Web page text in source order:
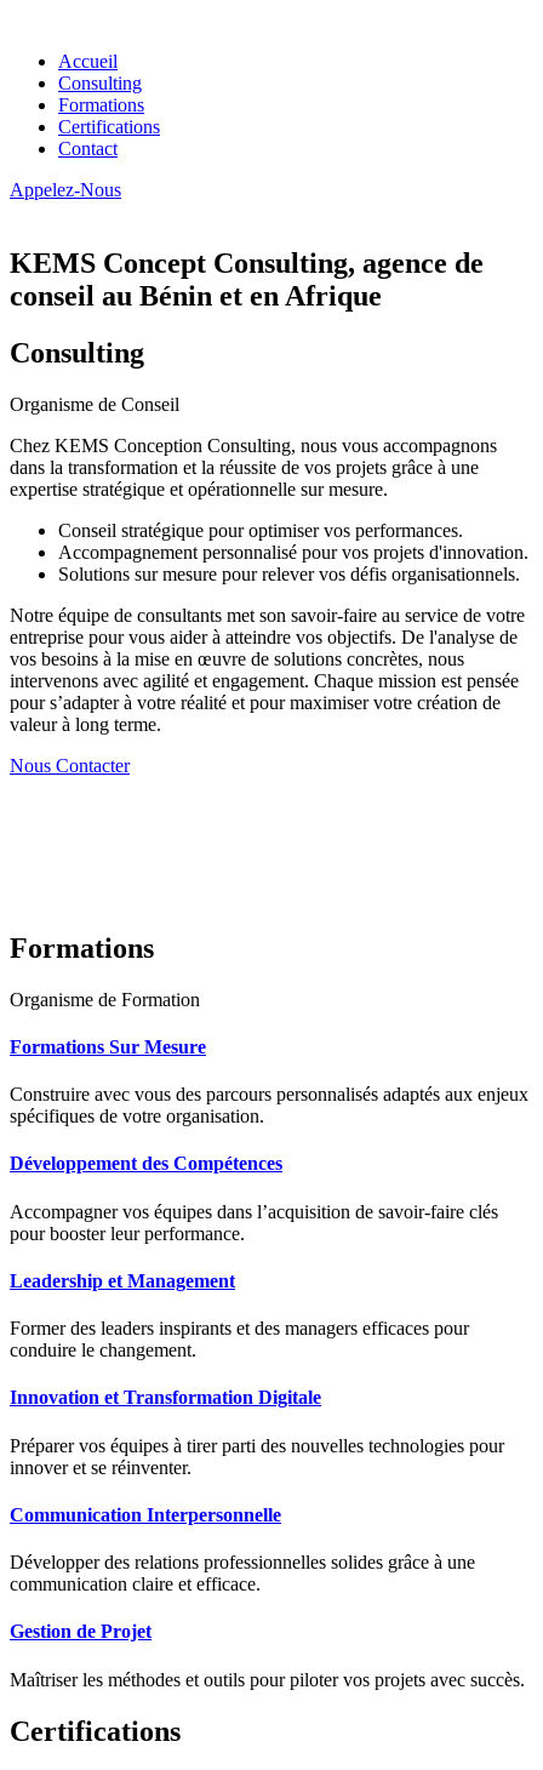
Accueil
Consulting
Formations
Certifications
Contact
Appelez-Nous
KEMS Concept Consulting, agence de
conseil au Bénin et en Afrique
Consulting
Organisme de Conseil
Chez KEMS Conception Consulting, nous vous accompagnons
dans la transformation et la réussite de vos projets grâce à une
expertise stratégique et opérationnelle sur mesure.
Conseil stratégique pour optimiser vos performances.
Accompagnement personnalisé pour vos projets d'innovation.
Solutions sur mesure pour relever vos défis organisationnels.
Notre équipe de consultants met son savoir-faire au service de votre
entreprise pour vous aider à atteindre vos objectifs. De l'analyse de
vos besoins à la mise en œuvre de solutions concrètes, nous
intervenons avec agilité et engagement. Chaque mission est pensée
pour s’adapter à votre réalité et pour maximiser votre création de
valeur à long terme.
Nous Contacter
Formations
Organisme de Formation
Formations Sur Mesure
Construire avec vous des parcours personnalisés adaptés aux enjeux
spécifiques de votre organisation.
Développement des Compétences
Accompagner vos équipes dans l’acquisition de savoir-faire clés
pour booster leur performance.
Leadership et Management
Former des leaders inspirants et des managers efficaces pour
conduire le changement.
Innovation et Transformation Digitale
Préparer vos équipes à tirer parti des nouvelles technologies pour
innover et se réinventer.
Communication Interpersonnelle
Développer des relations professionnelles solides grâce à une
communication claire et efficace.
Gestion de Projet
Maîtriser les méthodes et outils pour piloter vos projets avec succès.
Certifications